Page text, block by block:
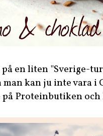
på en liten "Sverige-
man kan ju inte vara i
på Proteinbutiken